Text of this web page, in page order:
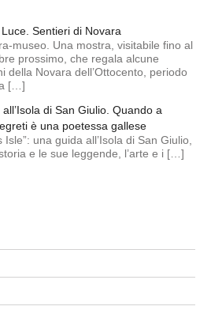
Sentieri di Novara
museo. Una mostra, visitabile fino al
prossimo, che regala alcune
della Novara dell’Ottocento, periodo
[…]
di San Giulio. Quando a
è una poetessa gallese
Isle”: una guida all’Isola di San Giulio,
e le sue leggende, l’arte e i […]